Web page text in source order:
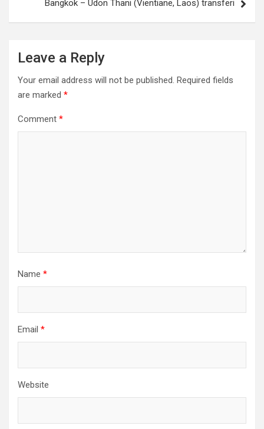
Bangkok – Udon Thani (Vientiane, Laos) transferi
Leave a Reply
Your email address will not be published. Required fields
are marked *
Comment *
Name *
Email *
Website